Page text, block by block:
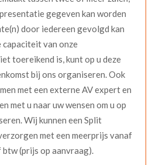
gegeven kan worden
door iedereen gevolgd kan
capaciteit van onze
toereikend is, kunt op u deze
bij ons organiseren. Ook
met een externe AV expert en
met u naar uw wensen om u op
Wij kunnen een Split
met een meerprijs vanaf
(prijs op aanvraag).